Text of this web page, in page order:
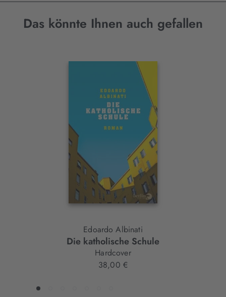
Das könnte Ihnen auch gefallen
Edoardo Albinati
Die katholische Schule
Hardcover
38,00 €